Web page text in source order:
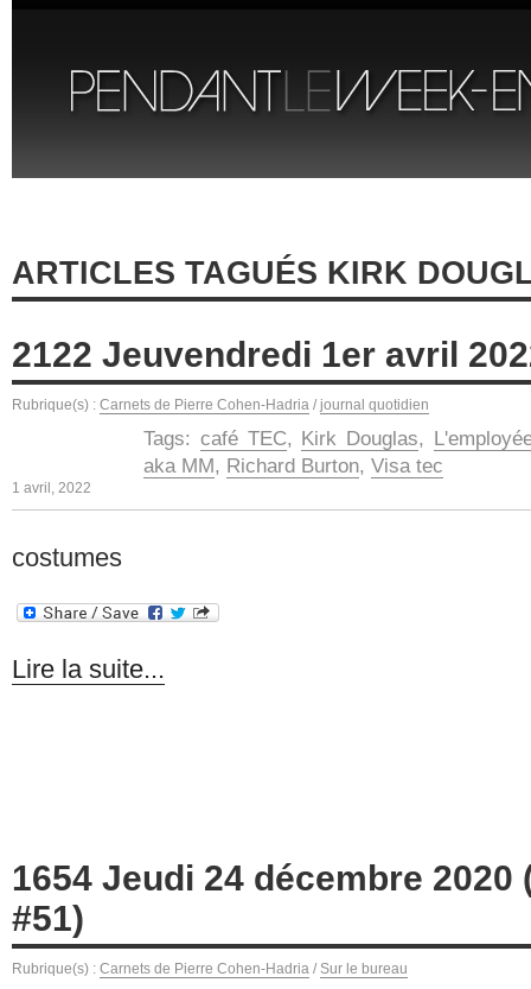
ARTICLES TAGUÉS KIRK
2122 Jeuvendredi 1er avril
Rubrique(s) : Carnets de Pierre Cohen-Hadria / journal quotidien
Tags: café TEC, Kirk Douglas,
aka MM, Richard Burton, Visa tec
1 avril, 2022
costumes
Lire la suite...
1654 Jeudi 24 décembre 2020
#51)
Rubrique(s) : Carnets de Pierre Cohen-Hadria / Sur le bureau